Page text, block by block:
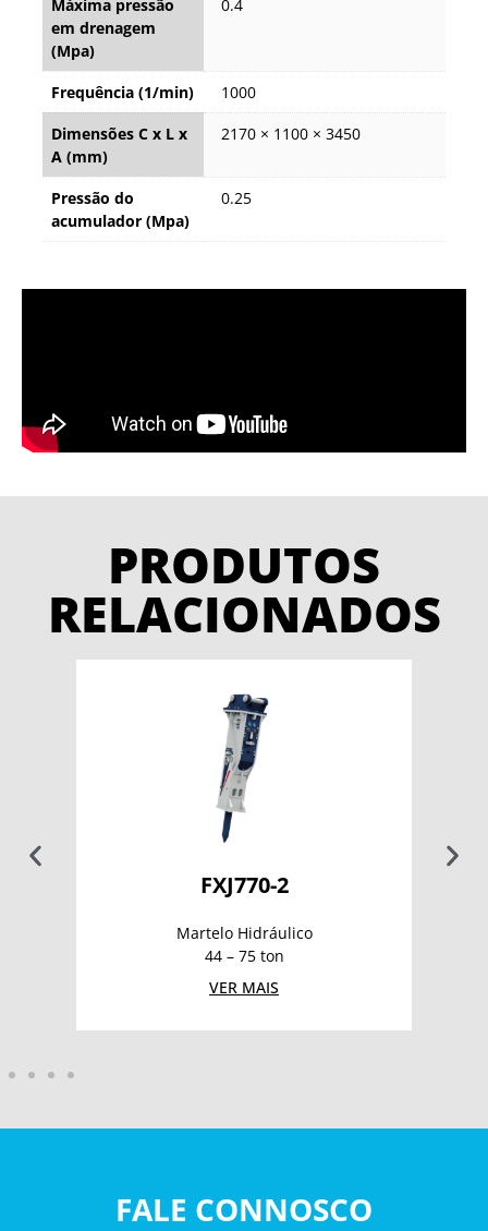
Máxima pressão
em drenagem
(Mpa)
0.4
Frequência (1/min)
1000
Dimensões C x L x
A (mm)
2170 × 1100 × 3450
Pressão do
acumulador (Mpa)
0.25
PRODUTOS
RELACIONADOS
FXJ770-2
Martelo Hidráulico
44 – 75 ton
VER MAIS
FALE CONNOSCO